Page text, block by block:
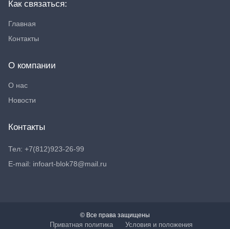
Как связаться:
Главная
Контакты
О компании
О нас
Новости
Контакты
Тел: +7(812)923-26-99
E-mail: infoart-blok78@mail.ru
© Все права защищены
Приватная политика Условия и положения